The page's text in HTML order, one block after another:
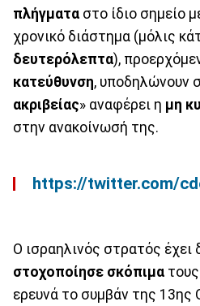
πλήγματα στο ίδιο σημείο
χρονικό διάστημα (μόλις
δευτερόλεπτα),
κατεύθυνση, υποδηλώνουν
ακριβείας» αναφέρει η μη
στην ανακοίνωσή της.
https://twitter.com/
Ο ισραηλινός στρατός έχει
στοχοποίησε σκόπιμα τους
ερευνά το συμβάν της 13ης